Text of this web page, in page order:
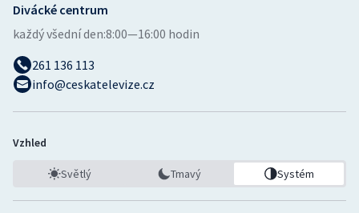
Divácké centrum
každý všední den:8:00—16:00 hodin
261 136 113
info@ceskatelevize.cz
Vzhled
Světlý Tmavý Systém